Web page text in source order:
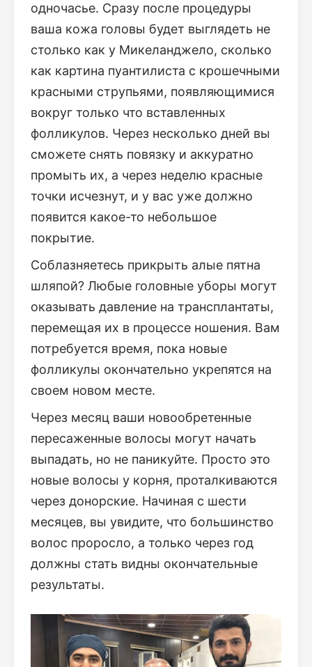
одночасье. Сразу после процедуры
ваша кожа головы будет выглядеть не
столько как у Микеланджело, сколько
как картина пуантилиста с крошечными
красными струпьями, появляющимися
вокруг только что вставленных
фолликулов. Через несколько дней вы
сможете снять повязку и аккуратно
промыть их, а через неделю красные
точки исчезнут, и у вас уже должно
появится какое-то небольшое
покрытие.
Соблазняетесь прикрыть алые пятна
шляпой? Любые головные уборы могут
оказывать давление на трансплантаты,
перемещая их в процессе ношения. Вам
потребуется время, пока новые
фолликулы окончательно укрепятся на
своем новом месте.
Через месяц ваши новообретенные
пересаженные волосы могут начать
выпадать, но не паникуйте. Просто это
новые волосы у корня, проталкиваются
через донорские. Начиная с шести
месяцев, вы увидите, что большинство
волос проросло, а только через год
должны стать видны окончательные
результаты.